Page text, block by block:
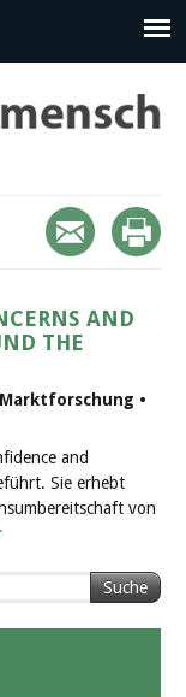
AND
THE
•
and
Sie erhebt
von
Suche